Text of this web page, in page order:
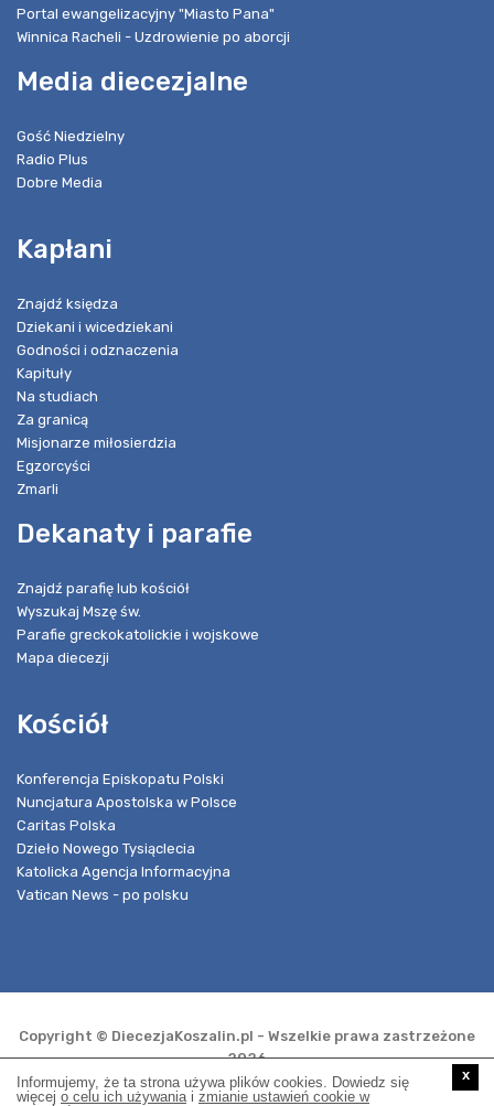
Portal ewangelizacyjny "Miasto Pana"
Winnica Racheli - Uzdrowienie po aborcji
Media diecezjalne
Gość Niedzielny
Radio Plus
Dobre Media
Kapłani
Znajdź księdza
Dziekani i wicedziekani
Godności i odznaczenia
Kapituły
Na studiach
Za granicą
Misjonarze miłosierdzia
Egzorcyści
Zmarli
Dekanaty i parafie
Znajdź parafię lub kościół
Wyszukaj Mszę św.
Parafie greckokatolickie i wojskowe
Mapa diecezji
Kościół
Konferencja Episkopatu Polski
Nuncjatura Apostolska w Polsce
Caritas Polska
Dzieło Nowego Tysiąclecia
Katolicka Agencja Informacyjna
Vatican News - po polsku
Copyright © DiecezjaKoszalin.pl - Wszelkie prawa zastrzeżone
2026
Informujemy, że ta strona używa plików cookies. Dowiedz się
więcej o celu ich używaniai zmianie ustawień cookie w
x